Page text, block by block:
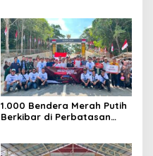
1.000 Bendera Merah Putih
Berkibar di Perbatasan